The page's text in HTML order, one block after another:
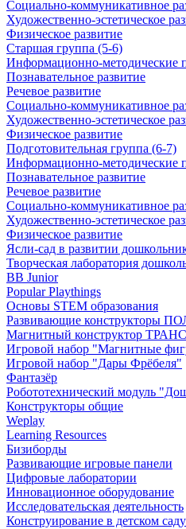
Социально-коммуникативное
Художественно-эстетическое
Физическое развитие
Старшая группа (5-6)
Информационно-методические
Познавательное развитие
Речевое развитие
Социально-коммуникативное
Художественно-эстетическое
Физическое развитие
Подготовительная группа (6-7)
Информационно-методические
Познавательное развитие
Речевое развитие
Социально-коммуникативное
Художественно-эстетическое
Физическое развитие
Ясли-сад в развитии
Творческая лаборатория
BB Junior
Popular Playthings
Основы STEM образования
Развивающие конструкторы
Магнитный конструктор
Игровой набор "Магнитные
Игровой набор "Дары Фрёбеля"
Фантазёр
Робототехнический модуль
Конструкторы общие
Weplay
Learning Resources
Бизиборды
Развивающие игровые панели
Цифровые лаборатории
Инновационное оборудование
Исследовательская деятельность
Конструирование в детском саду